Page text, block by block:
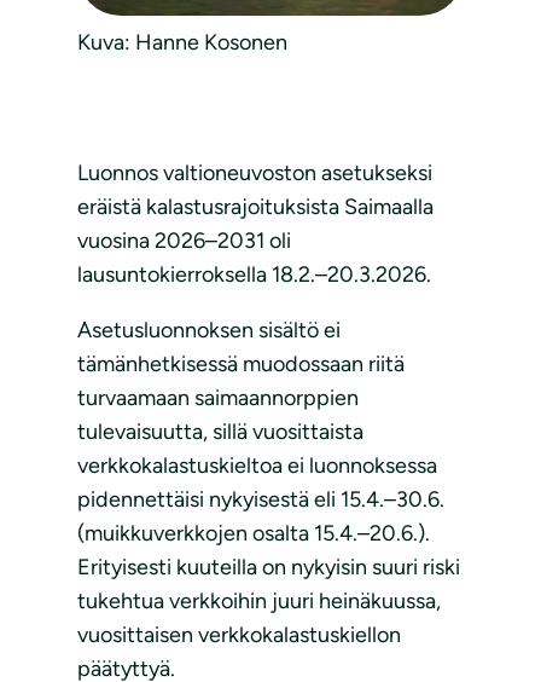
Kuva: Hanne Kosonen
Luonnos valtioneuvoston asetukseksi
eräistä kalastusrajoituksista Saimaalla
vuosina 2026–2031 oli
lausuntokierroksella 18.2.–20.3.2026.
Asetusluonnoksen sisältö ei
tämänhetkisessä muodossaan riitä
turvaamaan saimaannorppien
tulevaisuutta, sillä vuosittaista
verkkokalastuskieltoa ei luonnoksessa
pidennettäisi nykyisestä eli 15.4.–30.6.
(muikkuverkkojen osalta 15.4.–20.6.).
Erityisesti kuuteilla on nykyisin suuri riski
tukehtua verkkoihin juuri heinäkuussa,
vuosittaisen verkkokalastuskiellon
päätyttyä.